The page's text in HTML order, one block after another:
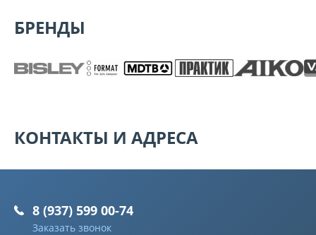
БРЕНДЫ
КОНТАКТЫ И АДРЕСА
8 (937) 599 00-74
Заказать звонок